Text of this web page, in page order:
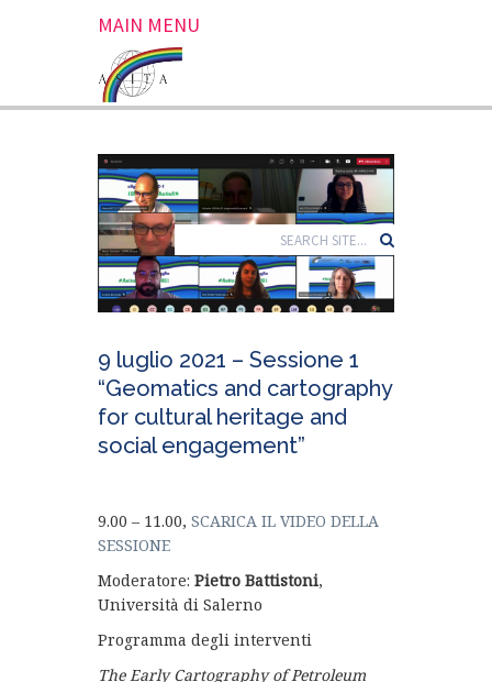
MAIN MENU
9 luglio 2021 – Sessione 1
“Geomatics and cartography
for cultural heritage and
social engagement”
9.00 – 11.00, SCARICA IL VIDEO DELLA
SESSIONE
Moderatore: Pietro Battistoni,
Università di Salerno
Programma degli interventi
The Early Cartography of Petroleum